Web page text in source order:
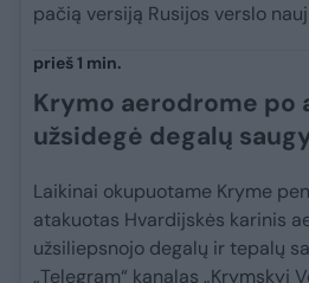
pačią versiją Rusijos verslo
prieš 1 min.
Krymo aerodrome po
užsidegė degalų
Laikinai okupuotame Kryme
atakuotas Hvardijskės karinis
užsiliepsnojo degalų ir tepalų
„Telegram“ kanalas „Krymskyj